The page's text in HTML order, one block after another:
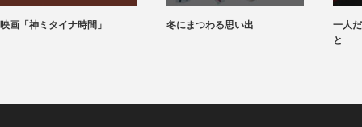
映画「神ミタイナ時間」 冬にまつわる思い出
一人
と